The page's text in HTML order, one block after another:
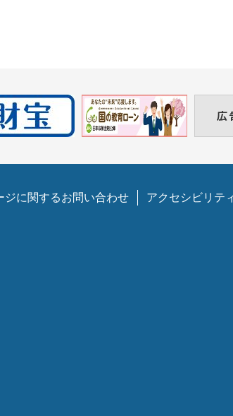
ジに関するお問い合わせ アクセシビリテ